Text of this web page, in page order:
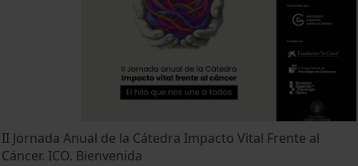
II Jornada Anual de la Cátedra Impacto Vital Frente al
Cáncer. ICO. Bienvenida